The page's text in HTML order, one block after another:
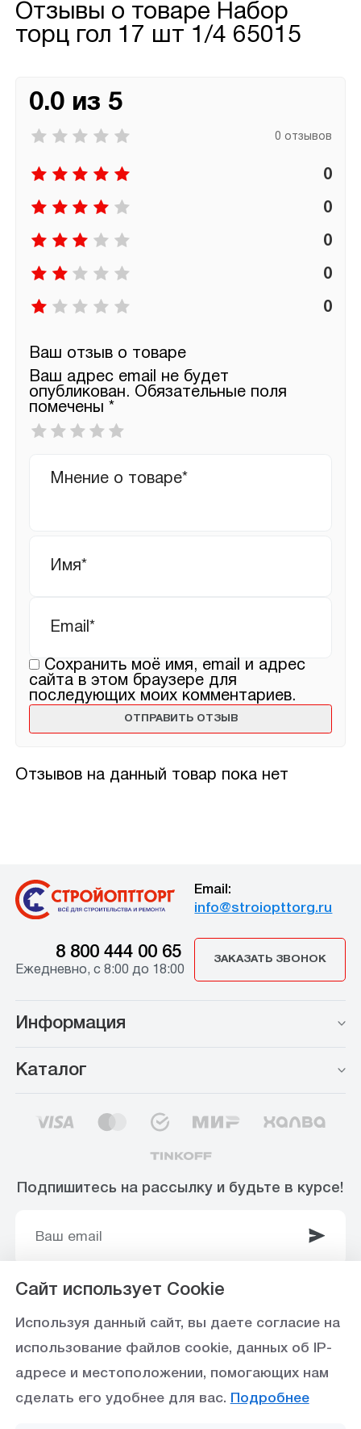
Отзывы о товаре Набор
торц гол 17 шт 1/4 65015
Отзывов на данный товар пока нет
0.0 из 5
0 отзывов
0
0
0
0
0
Ваш отзыв о товаре
Ваш адрес email не будет
опубликован. Обязательные поля
помечены *
Ваша
оценка
отзыв
Сохранить моё имя, email и адрес
сайта в этом браузере для
последующих моих комментариев.
Email:
info@stroiopttorg.ru
8 800 444 00 65
Ежедневно, с 8:00 до 18:00
ЗАКАЗАТЬ ЗВОНОК
Информация
Каталог
Подпишитесь на рассылку и будьте в курсе!
Ставропольское отделение №5230 ПАО Сбербанк,
БИК 040702615
Сайт использует Cookie
Используя данный сайт, вы даете согласие на
использование файлов cookie, данных об IP-
адресе и местоположении, помогающих нам
сделать его удобнее для вас. Подробнее